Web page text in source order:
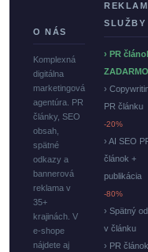
O NÁS
Komplexná
digitálna
marketingová
agentúra. PR
články, SEO
obsah,
spätné
odkazy a
bannerová
reklama v
35+
krajinách. V
e-shope
nájdete aj
SLUŽBY
› PR
ZADARMO
›
PR článku
-20%
› AI SEO
článok +
publikácia
-80%
› Spätný
v článku
› PR